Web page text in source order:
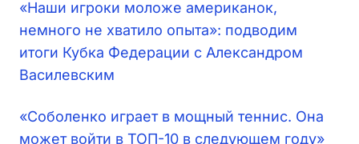
«Наши игроки моложе американок,
немного не хватило опыта»: подводим
итоги Кубка Федерации с Александром
Василевским
«Соболенко играет в мощный теннис. Она
может войти в ТОП-10 в следующем году»